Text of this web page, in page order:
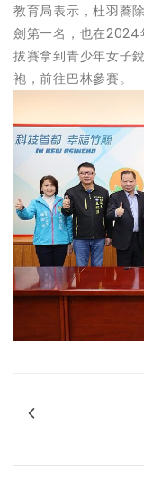
教育局表示，杜羽蕎
劍第一名，也在2024
拔賽拿到青少年女子
袍，前往巴林參賽。